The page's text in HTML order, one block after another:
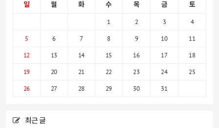
일 월 화 수 목 금 토
1 2 3
4
5
6 7 8 9 10
11
12
13 14 15 16 17
18
19
20 21 22 23 24
25
26
27 28 29 30 31
최근 글